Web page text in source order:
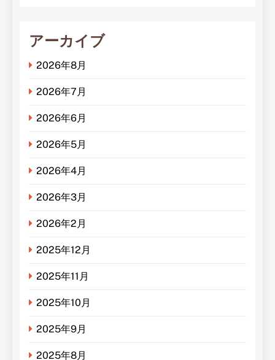
アーカイブ
2026年8月
2026年7月
2026年6月
2026年5月
2026年4月
2026年3月
2026年2月
2025年12月
2025年11月
2025年10月
2025年9月
2025年8月